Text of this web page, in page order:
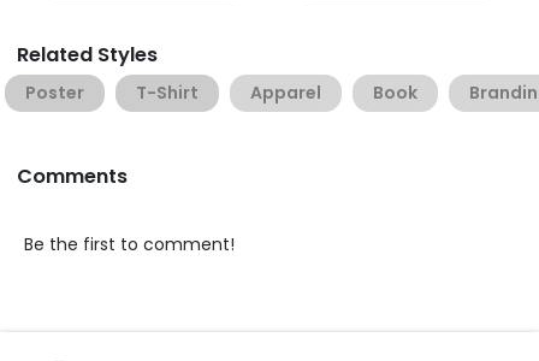
Related Styles
Poster T-Shirt Apparel Book
Comments
Be the first to comment!